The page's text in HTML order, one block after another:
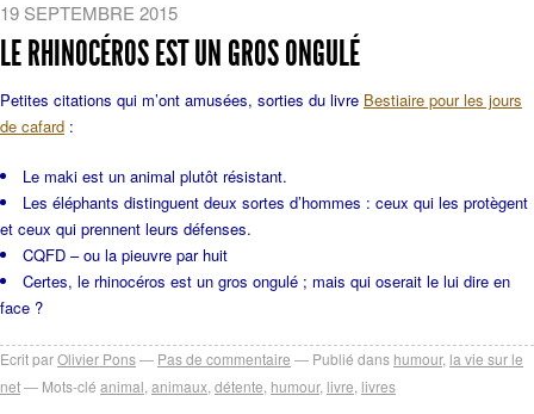
19 SEPTEMBRE 2015
LE RHINOCÉROS EST UN GROS ONGULÉ
Petites citations qui m’ont amusées, sorties du livre Bestiaire pour les jours
de cafard :
Le maki est un animal plutôt résistant.
Les éléphants distinguent deux sortes d’hommes : ceux qui les protègent
et ceux qui prennent leurs défenses.
CQFD – ou la pieuvre par huit
Certes, le rhinocéros est un gros ongulé ; mais qui oserait le lui dire en
face ?
Ecrit parOlivier Pons Pas de commentaire Publié dans humour, la vie sur le
net
Mots-clé animal animaux détente humour, livre livres